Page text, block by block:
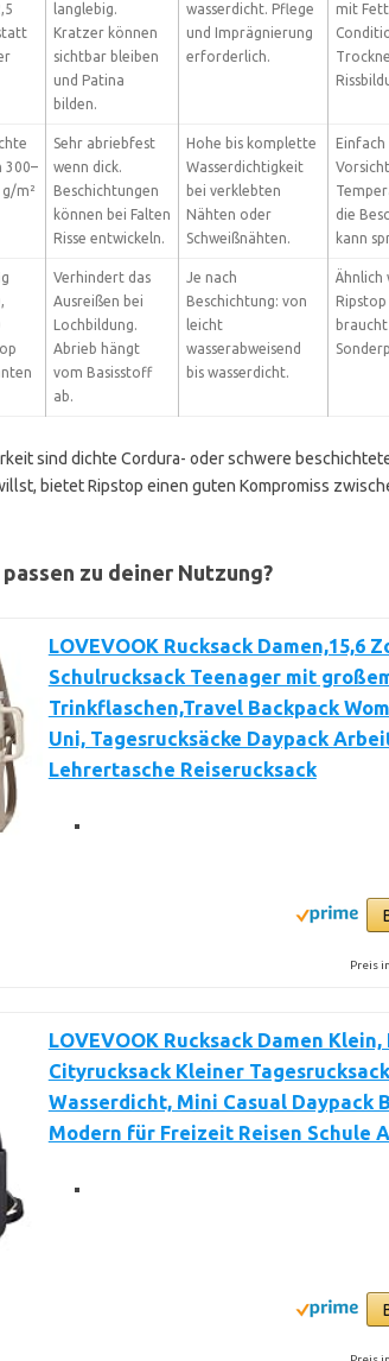
langlebig.
Kratzer können
sichtbar bleiben
und Patina
bilden.
wasserdicht. Pflege
und Imprägnierung
erforderlich.
mit
300–
m²
Sehr abriebfest
wenn dick.
Beschichtungen
können bei Falten
Risse entwickeln.
Hohe bis komplette
Wasserdichtigkeit
bei verklebten
Nähten oder
Schweißnähten.
Einfach
die
kann
Verhindert das
Ausreißen bei
Lochbildung.
Abrieb hängt
vom Basisstoff
ab.
Je nach
Beschichtung: von
leicht
wasserabweisend
bis wasserdicht.
Ähnlich
Ripstop
sind dichte Cordura- oder schwere
bietet Ripstop einen guten Kompromiss
zu deiner Nutzung?
LOVEVOOK Rucksack Damen,15,6
Schulrucksack Teenager mit
Trinkflaschen,Travel Backpack
Uni, Tagesrucksäcke Daypack
Lehrertasche Reiserucksack
Preis
LOVEVOOK Rucksack Damen
Cityrucksack Kleiner
Wasserdicht, Mini Casual Daypack
Modern für Freizeit Reisen Schule